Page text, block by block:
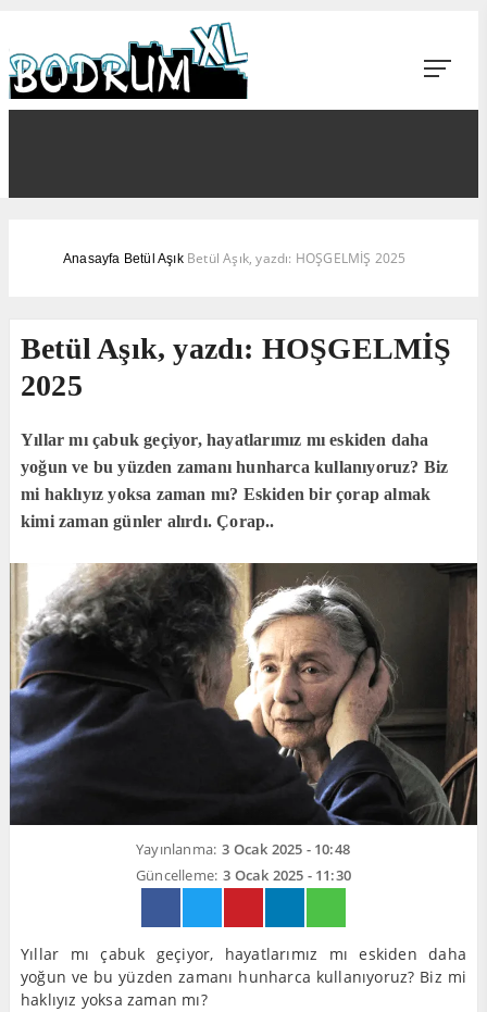
Anasayfa Betül Aşık Betül Aşık, yazdı: HOŞGELMİŞ 2025
Betül Aşık, yazdı: HOŞGELMİŞ
2025
Yıllar mı çabuk geçiyor, hayatlarımız mı eskiden daha
yoğun ve bu yüzden zamanı hunharca kullanıyoruz? Biz
mi haklıyız yoksa zaman mı? Eskiden bir çorap almak
kimi zaman günler alırdı. Çorap..
Yayınlanma: 3 Ocak 2025 - 10:48
Güncelleme: 3 Ocak 2025 - 11:30
Yıllar mı çabuk geçiyor, hayatlarımız mı eskiden daha
yoğun ve bu yüzden zamanı hunharca kullanıyoruz? Biz mi
haklıyız yoksa zaman mı?